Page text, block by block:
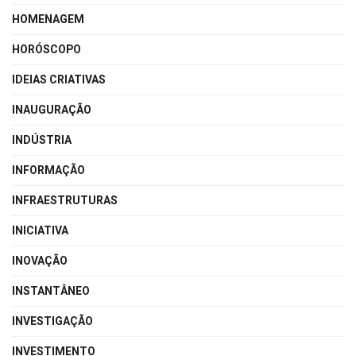
HOMENAGEM
HORÓSCOPO
IDEIAS CRIATIVAS
INAUGURAÇÃO
INDÚSTRIA
INFORMAÇÃO
INFRAESTRUTURAS
INICIATIVA
INOVAÇÃO
INSTANTÂNEO
INVESTIGAÇÃO
INVESTIMENTO